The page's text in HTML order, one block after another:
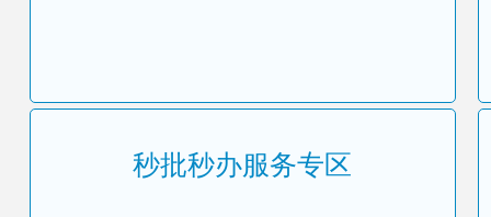
秒批秒办服务专区